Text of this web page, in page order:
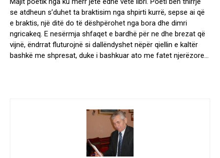
se atdheun s’duhet ta braktisim nga shpirti kurrë, sepse ai që
e braktis, një ditë do të dëshpërohet nga bora dhe dimri
ngricakeq. E nesërmja shfaqet e bardhë për ne dhe brezat që
vijnë, ëndrrat fluturojnë si dallëndyshet nëpër qiellin e kaltër
bashkë me shpresat, duke i bashkuar ato me fatet njerëzore…